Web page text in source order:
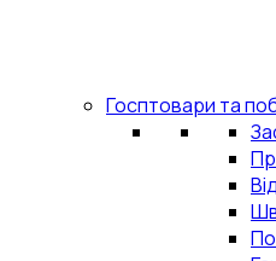
Госптовари та